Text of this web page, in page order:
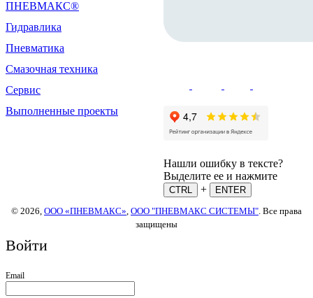
ПНЕВМАКС®
Гидравлика
Пневматика
Смазочная техника
Сервис
Выполненные проекты
Нашли ошибку в тексте?
Выделите ее и нажмите
CTRL +
ENTER
© 2026, ООО «ПНЕВМАКС», ООО "ПНЕВМАКС СИСТЕМЫ". Все права
защищены
Войти
Email